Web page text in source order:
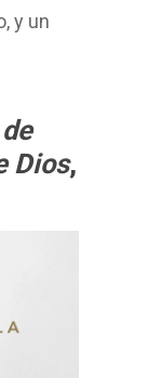
y un
Dios,